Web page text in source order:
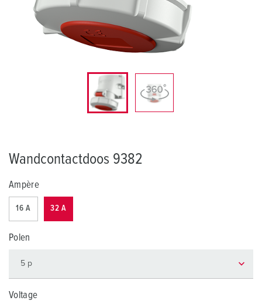
Wandcontactdoos 9382
Ampère
16 A 32 A
Polen
Voltage